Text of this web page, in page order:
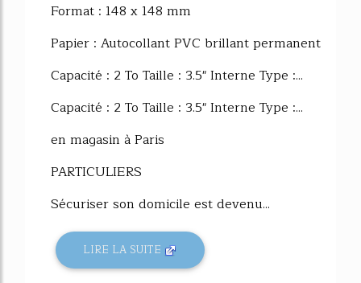
Format : 148 x 148 mm
Papier : Autocollant PVC brillant permanent
Capacité : 2 To Taille : 3.5" Interne Type :...
Capacité : 2 To Taille : 3.5" Interne Type :...
en magasin à Paris
PARTICULIERS
Sécuriser son domicile est devenu...
LIRE LA SUITE